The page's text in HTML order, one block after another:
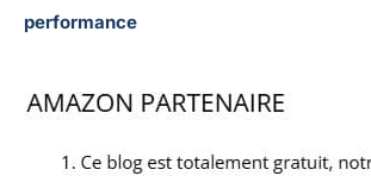
performance